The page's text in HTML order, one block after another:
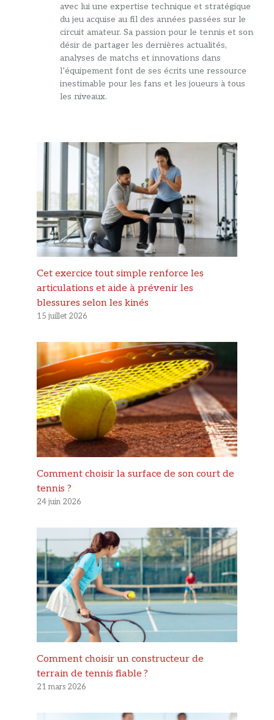
avec lui une expertise technique et stratégique
du jeu acquise au fil des années passées sur le
circuit amateur. Sa passion pour le tennis et son
désir de partager les dernières actualités,
analyses de matchs et innovations dans
l’équipement font de ses écrits une ressource
inestimable pour les fans et les joueurs à tous
les niveaux.
Cet exercice tout simple renforce les
articulations et aide à prévenir les
blessures selon les kinés
15 juillet 2026
Comment choisir la surface de son court de
tennis ?
24 juin 2026
Comment choisir un constructeur de
terrain de tennis fiable ?
21 mars 2026